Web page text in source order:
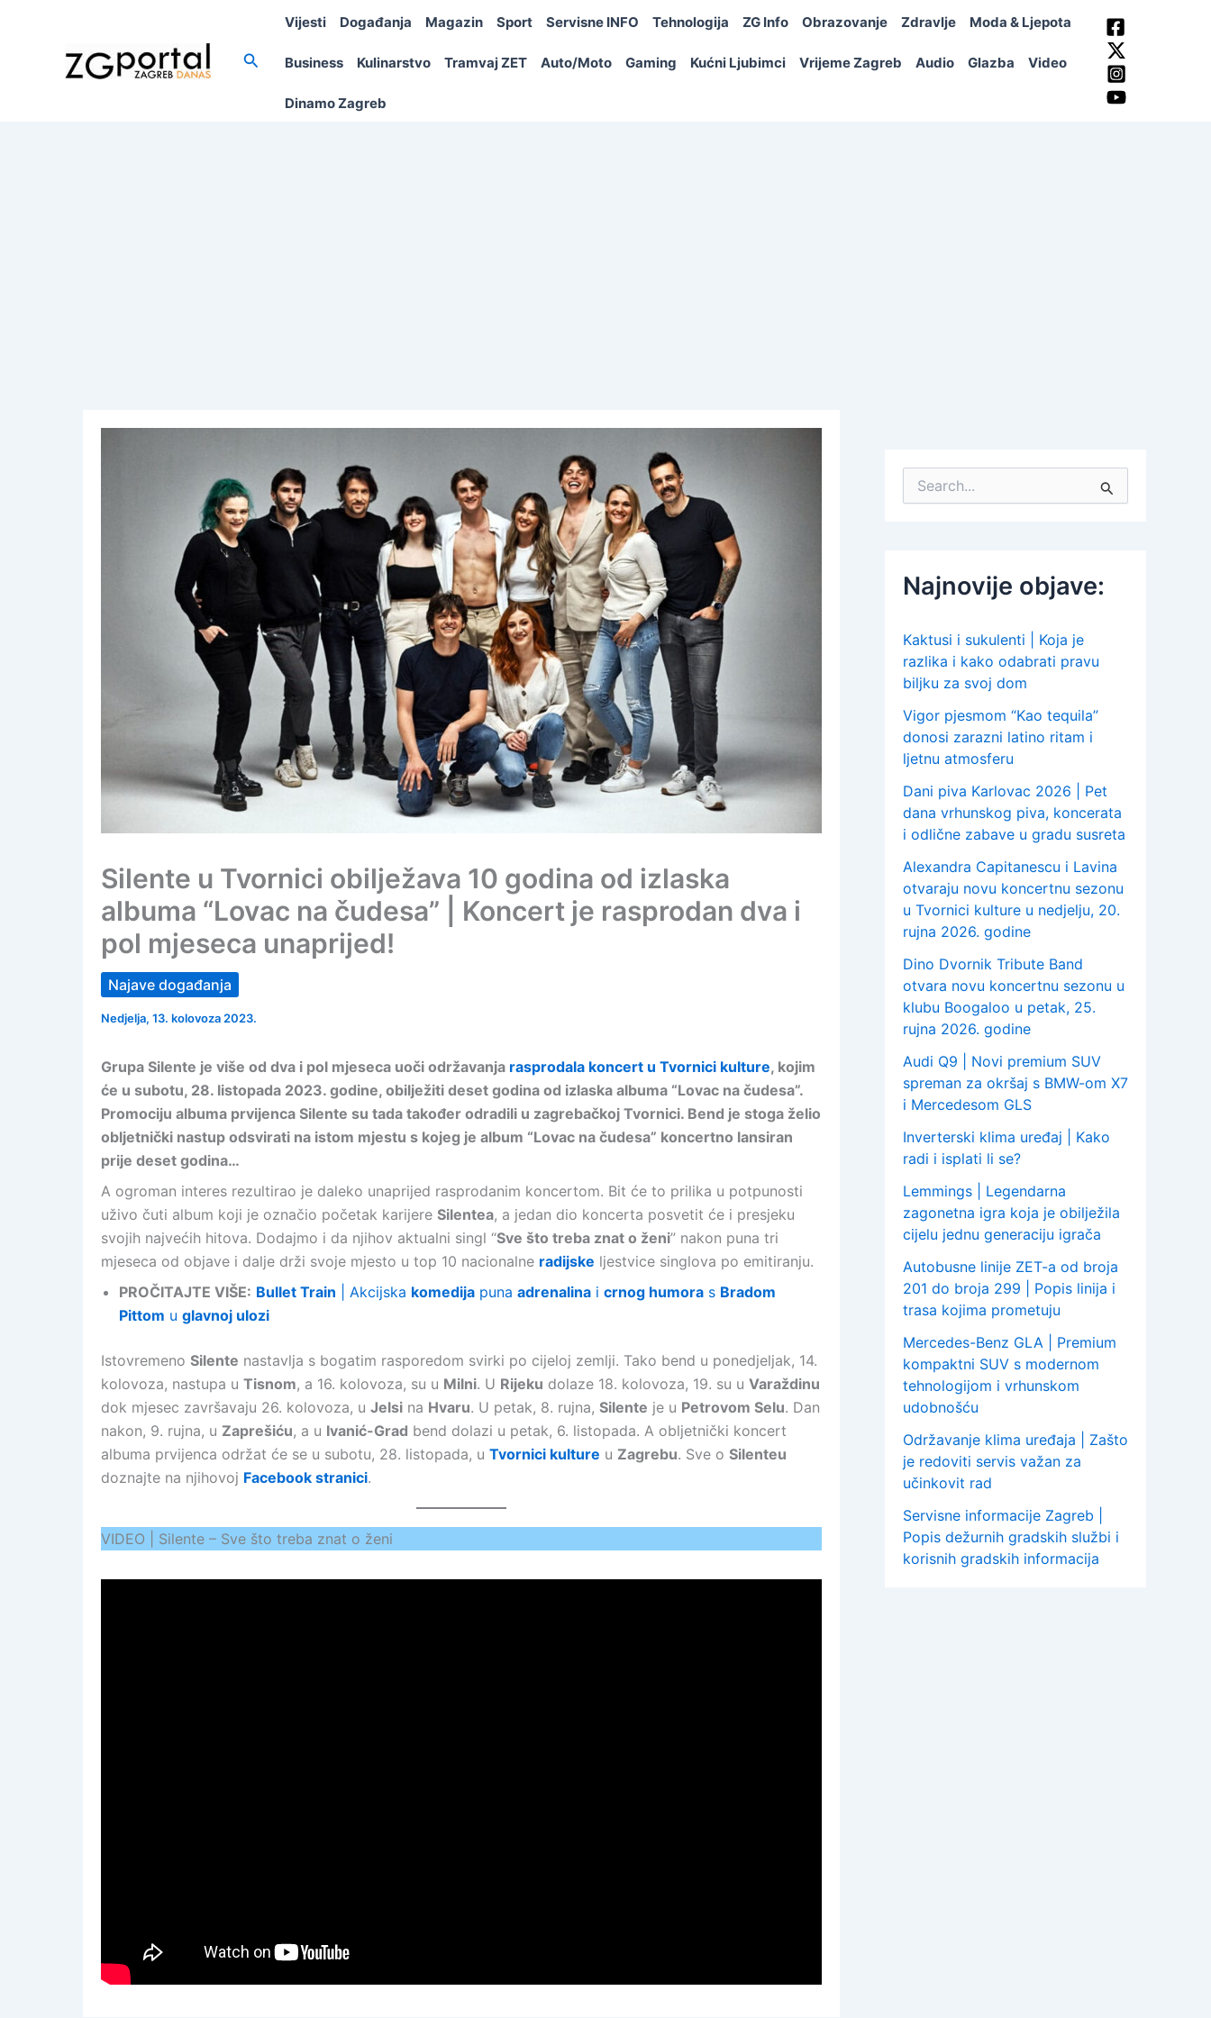
Search
Vijesti Događanja Magazin Sport Servisne INFO Tehnologija ZG Info Obrazovanje Zdravlje Moda & Ljepota
Business Kulinarstvo Tramvaj ZET Auto/Moto Gaming Kućni Ljubimci Vrijeme Zagreb Audio Glazba Video
Dinamo Zagreb
Silente u Tvornici obilježava 10 godina od izlaska
albuma “Lovac na čudesa” | Koncert je rasprodan dva i
pol mjeseca unaprijed!
Najave događanja
Nedjelja, 13. kolovoza 2023.
Grupa Silente je više od dva i pol mjeseca uoči održavanja rasprodala koncert u Tvornici kulture, kojim
će u subotu, 28. listopada 2023. godine, obilježiti deset godina od izlaska albuma “Lovac na čudesa”.
Promociju albuma prvijenca Silente su tada također odradili u zagrebačkoj Tvornici. Bend je stoga želio
obljetnički nastup odsvirati na istom mjestu s kojeg je album “Lovac na čudesa” koncertno lansiran
prije deset godina…
A ogroman interes rezultirao je daleko unaprijed rasprodanim koncertom. Bit će to prilika u potpunosti
uživo čuti album koji je označio početak karijere Silentea, a jedan dio koncerta posvetit će i presjeku
svojih najvećih hitova. Dodajmo i da njihov aktualni singl “Sve što treba znat o ženi” nakon puna tri
mjeseca od objave i dalje drži svoje mjesto u top 10 nacionalne radijske ljestvice singlova po emitiranju.
PROČITAJTE VIŠE: Bullet Train | Akcijska komedija puna adrenalina i crnog humora s Bradom
Pittom u glavnoj ulozi
Istovremeno Silente nastavlja s bogatim rasporedom svirki po cijeloj zemlji. Tako bend u ponedjeljak, 14.
kolovoza, nastupa u Tisnom, a 16. kolovoza, su u Milni. U Rijeku dolaze 18. kolovoza, 19. su u Varaždinu
dok mjesec završavaju 26. kolovoza, u Jelsi na Hvaru. U petak, 8. rujna, Silente je u Petrovom Selu. Dan
nakon, 9. rujna, u Zaprešiću, a u Ivanić-Grad bend dolazi u petak, 6. listopada. A obljetnički koncert
albuma prvijenca održat će se u subotu, 28. listopada, u Tvornici kulture u Zagrebu. Sve o Silenteu
doznajte na njihovoj Facebook stranici.
VIDEO | Silente – Sve što treba znat o ženi
:
Najnovije objave:
Kaktusi i sukulenti | Koja je
razlika i kako odabrati pravu
biljku za svoj dom
Vigor pjesmom “Kao tequila”
donosi zarazni latino ritam i
ljetnu atmosferu
Dani piva Karlovac 2026 | Pet
dana vrhunskog piva, koncerata
i odlične zabave u gradu susreta
Alexandra Capitanescu i Lavina
otvaraju novu koncertnu sezonu
u Tvornici kulture u nedjelju, 20.
rujna 2026. godine
Dino Dvornik Tribute Band
otvara novu koncertnu sezonu u
klubu Boogaloo u petak, 25.
rujna 2026. godine
Audi Q9 | Novi premium SUV
spreman za okršaj s BMW-om X7
i Mercedesom GLS
Inverterski klima uređaj | Kako
radi i isplati li se?
Lemmings | Legendarna
zagonetna igra koja je obilježila
cijelu jednu generaciju igrača
Autobusne linije ZET-a od broja
201 do broja 299 | Popis linija i
trasa kojima prometuju
Mercedes-Benz GLA | Premium
kompaktni SUV s modernom
tehnologijom i vrhunskom
udobnošću
Održavanje klima uređaja | Zašto
je redoviti servis važan za
učinkovit rad
Servisne informacije Zagreb |
Popis dežurnih gradskih službi i
korisnih gradskih informacija